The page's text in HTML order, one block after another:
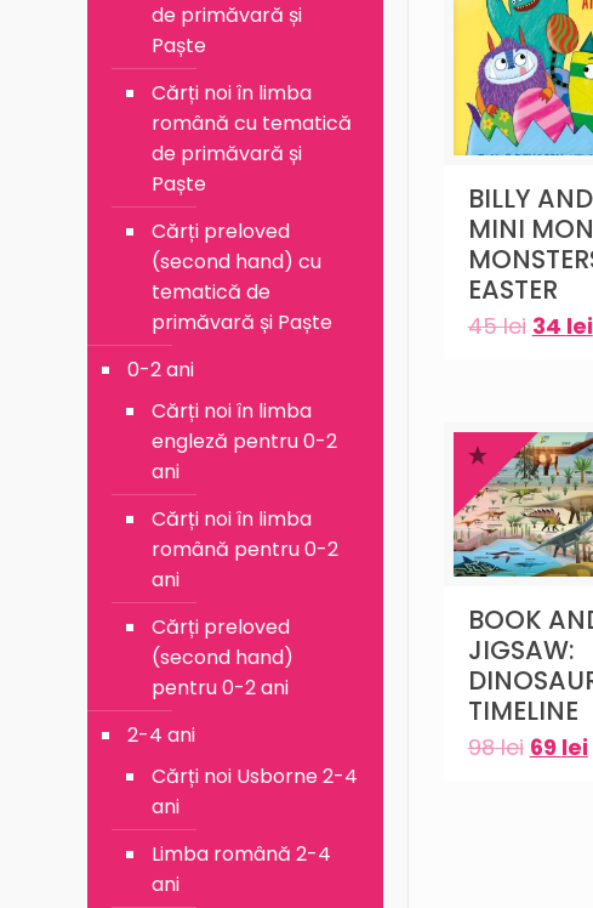
BILLY
MINI
EASTER
45lei 34 lei
BOOK
JIGSAW:
TIMELINE
98lei 69 lei
de primăvară și
Paște
Cărți noi în limba
română cu tematică
de primăvară și
Paște
Cărți preloved
(second hand) cu
tematică de
primăvară și Paște
0-2 ani
Cărți noi în limba
engleză pentru 0-2
ani
Cărți noi în limba
română pentru 0-2
ani
Cărți preloved
(second hand)
pentru 0-2 ani
2-4 ani
Cărți noi Usborne 2-4
ani
Limba română 2-4
ani